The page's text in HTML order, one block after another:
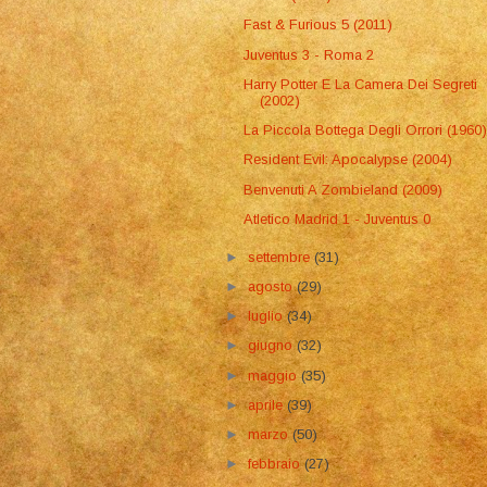
Fast & Furious 5 (2011)
Juventus 3 - Roma 2
Harry Potter E La Camera Dei Segreti
(2002)
La Piccola Bottega Degli Orrori (1960)
Resident Evil: Apocalypse (2004)
Benvenuti A Zombieland (2009)
Atletico Madrid 1 - Juventus 0
►settembre(31)
►agosto(29)
►luglio(34)
►giugno(32)
►maggio(35)
►aprile(39)
►marzo(50)
►febbraio(27)